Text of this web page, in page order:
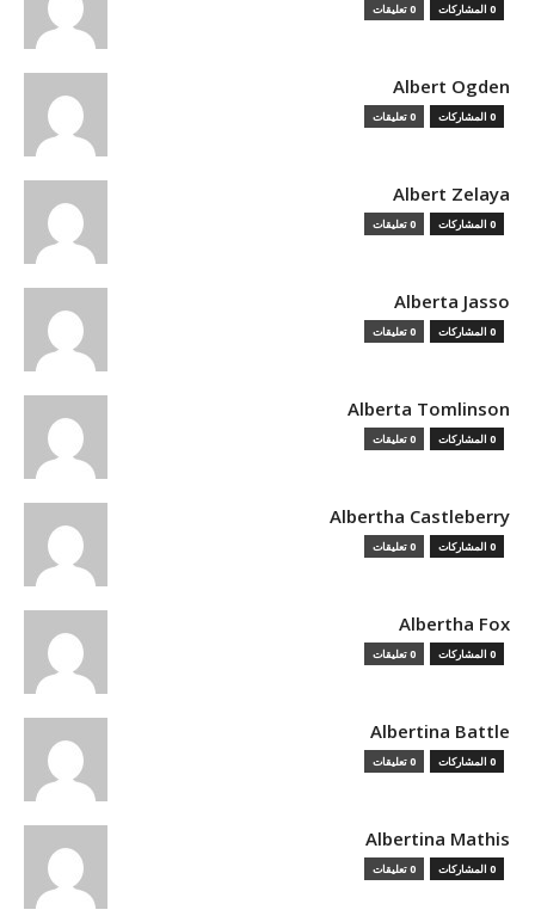
0 المشاركات 0 تعليقات
Albert Ogden
0 المشاركات 0 تعليقات
Albert Zelaya
0 المشاركات 0 تعليقات
Alberta Jasso
0 المشاركات 0 تعليقات
Alberta Tomlinson
0 المشاركات 0 تعليقات
Albertha Castleberry
0 المشاركات 0 تعليقات
Albertha Fox
0 المشاركات 0 تعليقات
Albertina Battle
0 المشاركات 0 تعليقات
Albertina Mathis
0 المشاركات 0 تعليقات